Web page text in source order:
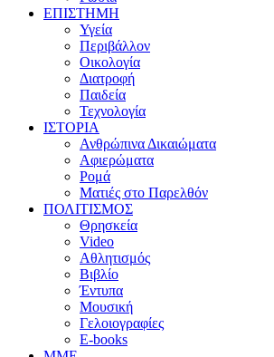
ΕΠΙΣΤΗΜΗ
Υγεία
Περιβάλλον
Οικολογία
Διατροφή
Παιδεία
Τεχνολογία
ΙΣΤΟΡΙΑ
Ανθρώπινα Δικαιώματα
Αφιερώματα
Ρομά
Ματιές στο Παρελθόν
ΠΟΛΙΤΙΣΜΟΣ
Θρησκεία
Video
Αθλητισμός
Βιβλίο
Έντυπα
Μουσική
Γελοιογραφίες
E-books